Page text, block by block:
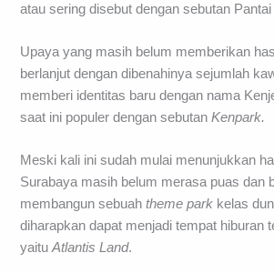
atau sering disebut dengan sebutan
Upaya yang masih belum memberikan
berlanjut dengan dibenahinya sejumlah
memberi identitas baru dengan nama
saat ini populer dengan sebutanKenpark.
Meski kali ini sudah mulai menunjukkan
Surabaya masih belum merasa puas dan
membangun sebuahtheme park kelas
diharapkan dapat menjadi tempat hiburan
yaituAtlantis Land.